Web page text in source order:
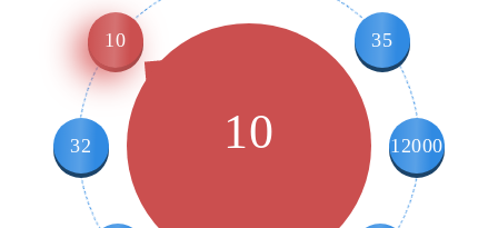
10 35
12000
32 10